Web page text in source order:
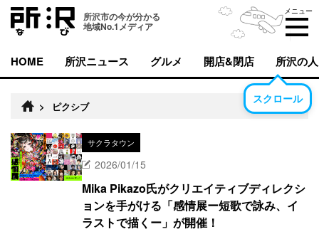
所沢市の今が分かる
地域No.1メディア
メニュー
HOME 所沢ニュース グルメ 開店&閉店 所沢の人
スクロール
> ピクシブ
サクラタウン
2026/01/15
Mika Pikazo氏がクリエイティブディレクシ
ョンを手がける「感情展ー短歌で詠み、イ
ラストで描くー」が開催！